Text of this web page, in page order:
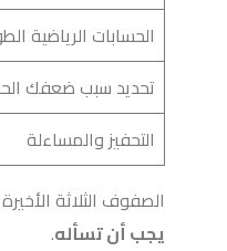
الحسابات الرياضية
تحديد سبب ضعفك
التحفيز والمساءلة
الصفوف الثلاثة
يجب أن تسأله.